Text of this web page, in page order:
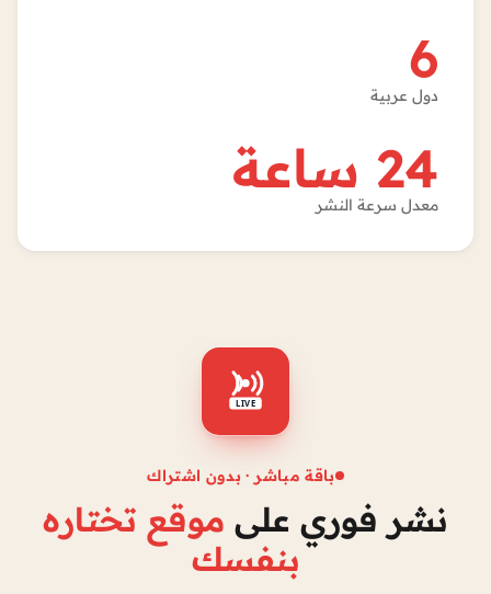
6
دول عربية
24 ساعة
معدل سرعة النشر
LIVE
باقة مباشر · بدون اشتراك
نشر فوري على موقع تختاره
بنفسك